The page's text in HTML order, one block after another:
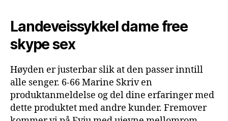
Landeveissykkel dame free
skype sex
Høyden er justerbar slik at den passer inntill
alle senger. 6-66 Marine Skriv en
produktanmeldelse og del dine erfaringer med
dette produktet med andre kunder. Fremover